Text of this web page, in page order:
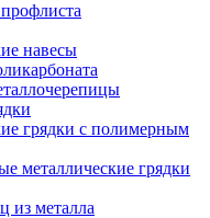
навесы
грядки с полимерным
металлические грядки
из металла